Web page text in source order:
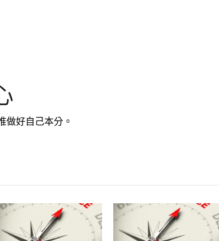
做好自己本分。